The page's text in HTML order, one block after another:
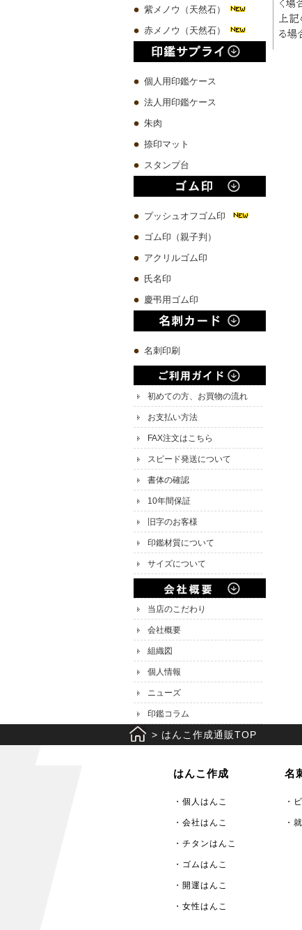
紫メノウ（天然石）
赤メノウ（天然石）
個人用印鑑ケース
法人用印鑑ケース
朱肉
捺印マット
スタンプ台
プッシュオフゴム印
ゴム印（親子判）
アクリルゴム印
氏名印
慶弔用ゴム印
名刺印刷
初めての方、お買物の流れ
お支払い方法
FAX注文はこちら
スピード発送について
書体の確認
10年間保証
旧字のお客様
印鑑材質について
サイズについて
当店のこだわり
会社概要
組織図
個人情報
ニューズ
印鑑コラム
> はんこ作成通販TOP
はんこ作成
・個人はんこ
・会社はんこ
・チタンはんこ
・ゴムはんこ
・開運はんこ
・女性はんこ
名
・
・